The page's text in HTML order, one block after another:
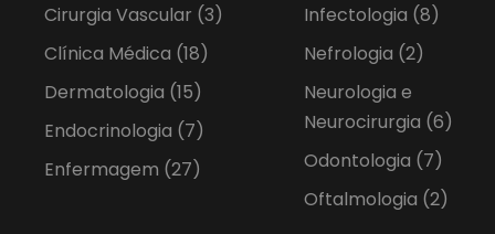
Cirurgia Vascular (3)
Clínica Médica (18)
Dermatologia (15)
Endocrinologia (7)
Enfermagem (27)
Infectologia (8)
Nefrologia (2)
Neurologia e
Neurocirurgia (6)
Odontologia (7)
Oftalmologia (2)